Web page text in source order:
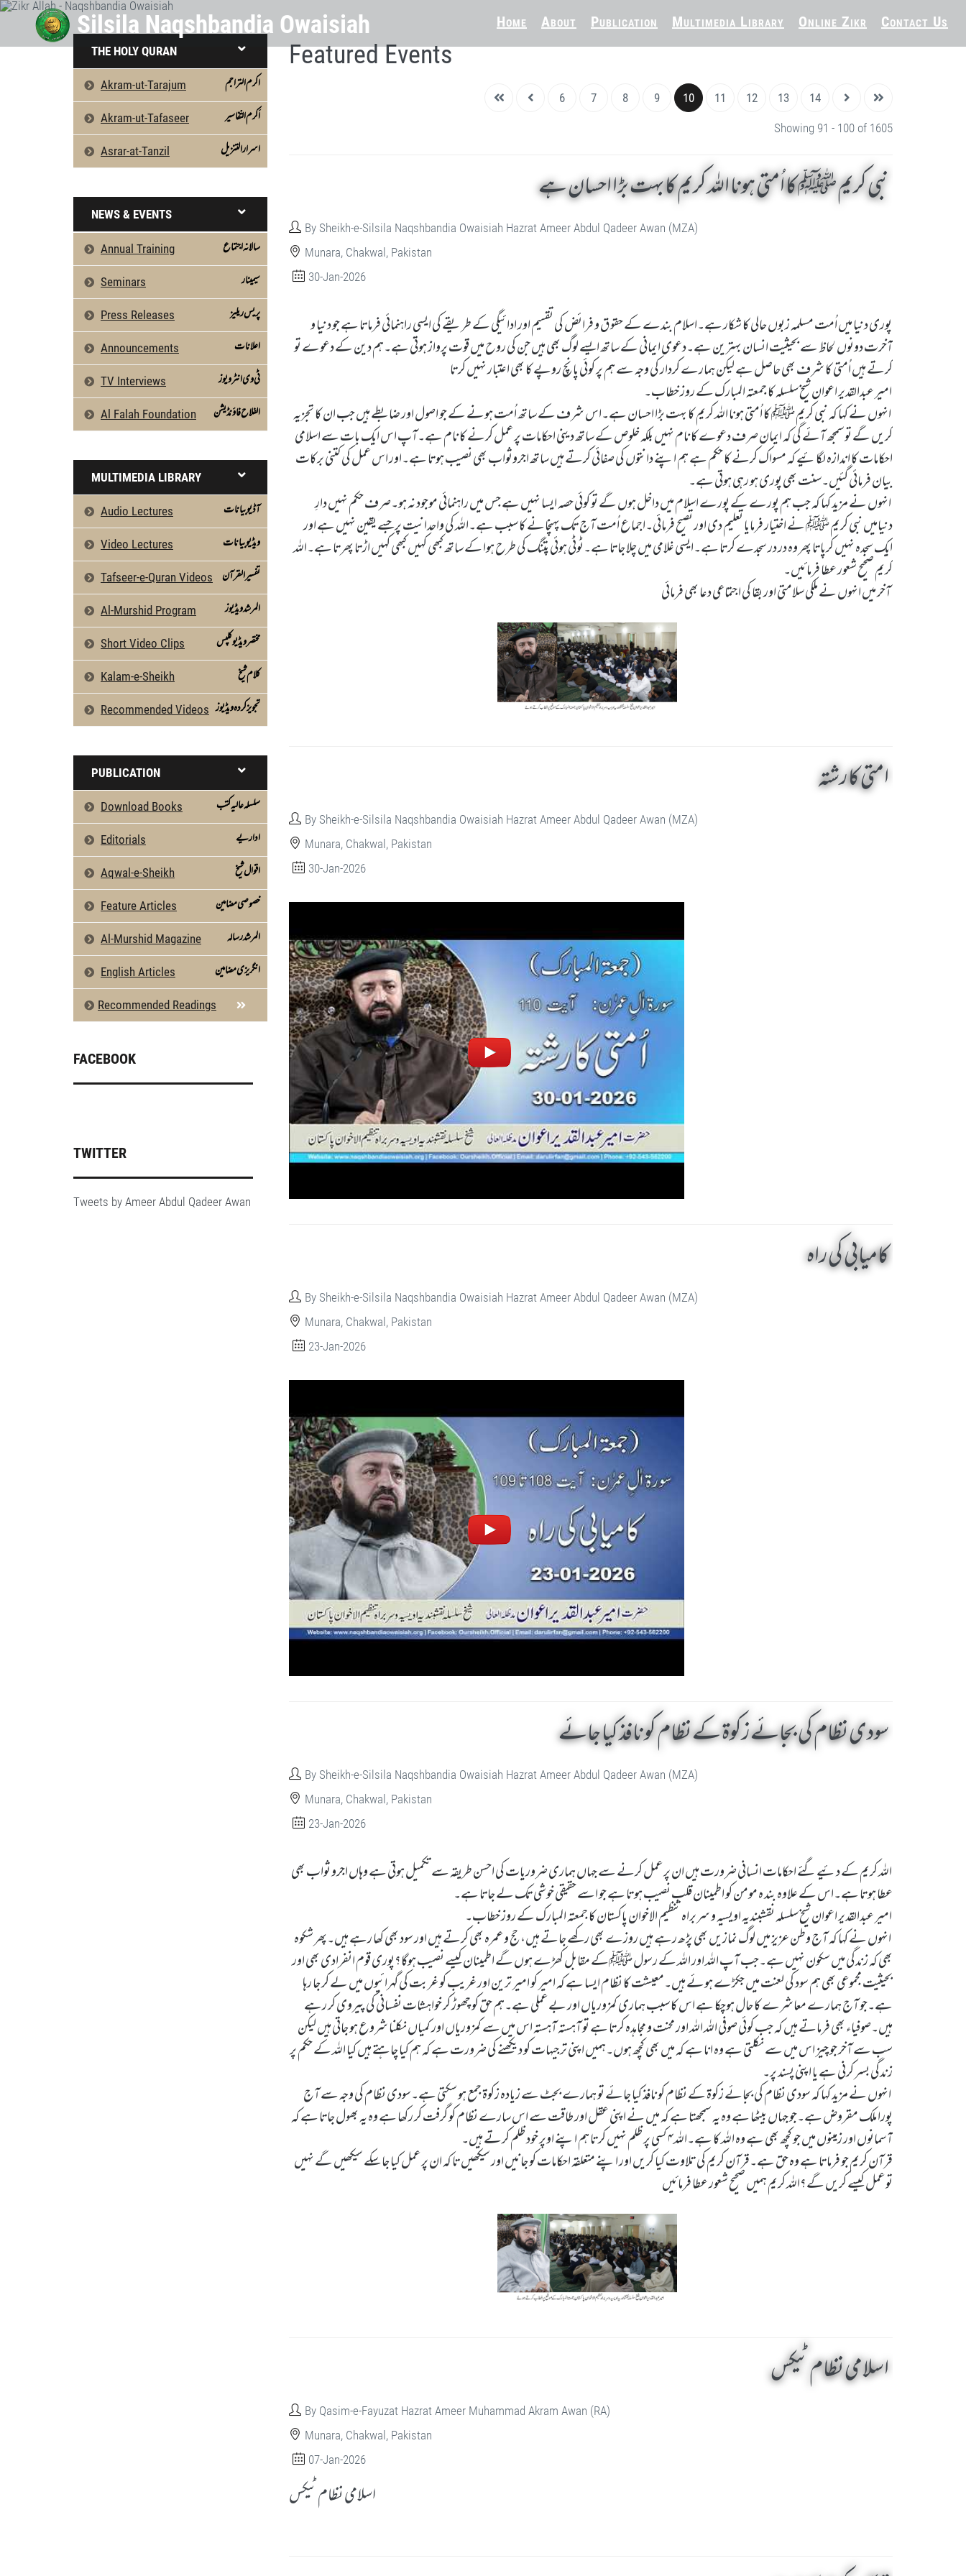
Home About Publication Multimedia Library Online Zikr Contact Us
THE HOLY QURAN
Akram-ut-Tarajum اکرم التراجم
Akram-ut-Tafaseer اَکرم التّفاسیر
Asrar-at-Tanzil اسرارالتنزیل
NEWS & EVENTS
Annual Training سالانہ اجتماع
Seminars سیمینار
Press Releases پریس ریلیز
Announcements اعلانات
TV Interviews ٹی وی انٹرویوز
Al Falah Foundation الفلاح فاؤنڈیشن
MULTIMEDIA LIBRARY
Audio Lectures آڈیو بیانات
Video Lectures ویڈیو بیانات
Tafseer-e-Quran Videos تفسیرالقرآن
Al-Murshid Program المرشد ویڈیوز
Short Video Clips مختصر ویڈیو کلپس
Kalam-e-Sheikh كلام شیخ
Recommended Videos تجویز کردہ ویڈیوز
PUBLICATION
Download Books سلسلہ عالیہ کتب
Editorials اداریے
Aqwal-e-Sheikh اقوال شیخ
Feature Articles خصوصی مضامین
Al-Murshid Magazine المرشد رسالہ
English Articles انگریزی مضامین
Recommended Readings
FACEBOOK
TWITTER
Tweets by Ameer Abdul Qadeer Awan
Featured Events
6 7 8 9 10 11 12 13 14
Showing 91 - 100 of 1605
نبی کریم ﷺ کا اُمتی ہونا اللہ کریم کا بہت بڑا احسان ہے
By Sheikh-e-Silsila Naqshbandia Owaisiah Hazrat Ameer Abdul Qadeer Awan (MZA)
Munara, Chakwal, Pakistan
30-Jan-2026
پوری دنیا میں اُمت مسلمہ زبوں حالی کا شکار ہے۔اسلام بندے کے حقو ق و فرائض کی تقسیم اور ادائیگی کے طریقے کی ایسی راہنمائی فرماتا ہے جو دنیا و
آخرت دونوں لحاظ سے بحیثیت انسان بہترین ہے۔دعوی ایمانی کے ساتھ ایسے لوگ بھی ہیں جن کی روح میں قوت پرواز ہوتی ہے۔ہم دین کے دعوے تو
کرتے ہیں اُمتی کا شرف بھی حاصل ہے لیکن ہمارے کردار کی وجہ سے ہم پر کوئی پانچ روپے کا بھی اعتبار نہیں کرتا
امیر عبدالقدیر اعوان شیخ سلسلہ کا جمعتہ المبارک کے روز خطاب۔
انہوں نے کہا کہ نبی کریم ﷺ کا اُمتی ہونا اللہ کریم کا بہت بڑا احسان ہے۔اس شرف کے ساتھ اُمت ہونے کے جو اصول اور ضابطے ہیں جب ان کا تجزیہ
کریں گے توسمجھ آئے گی کہ ایمان صرف دعوے کا نام نہیں بلکہ خلوص کے ساتھ دینی احکامات پر عمل کرنے کا نام ہے۔آپ اس ایک بات سے اسلامی
احکامات کا اندازہ لگائیے کہ مسواک کرنے کا حکم ہے ہم اپنے دانتوں کی صفائی کرتے ہیں ساتھ اجروثواب بھی نصیب ہوتا ہے۔اور اس عمل کی کتنی برکات
بیان فرمائی گئیں۔سنت بھی پوری ہو رہی ہوتی ہے۔
انہوں نے مزید کہا کہ جب ہم پورے کے پورے اسلام میں داخل ہوں گے تو کوئی حصہ ایسا نہیں ہے جس میں راہنمائی موجود نہ ہو۔صرف حکم نہیں دارِ
دنیامیں نبی کریم ﷺ نے اختیار فرمایا تعلیم دی اور تصیح فرمائی۔اجماع اُمت آج تک پہنچانے کا سبب ہے۔اللہ کی واحدانیت پر جسے یقین نہیں ہے اور
ایک سجدہ نہیں کرپاتا پھر وہ در در سجدے کرتا ہے۔ایسی غلامی میں چلا جاتا ہے۔ٹوٹی ہوئی پتنگ کی طرح ہوا کے ساتھ کبھی کہیں کبھی کہیں اڑتا پھرتا ہے۔اللہ
کریم صحیح شعور عطا فرمائیں۔
آخر میں انہوں نے ملکی سلامتی اور بقا کی اجتماعی دعا بھی فرمائی
امتی کا رشتہ
By Sheikh-e-Silsila Naqshbandia Owaisiah Hazrat Ameer Abdul Qadeer Awan (MZA)
Munara, Chakwal, Pakistan
30-Jan-2026
کامیابی کی راہ
By Sheikh-e-Silsila Naqshbandia Owaisiah Hazrat Ameer Abdul Qadeer Awan (MZA)
Munara, Chakwal, Pakistan
23-Jan-2026
سودی نظام کی بجائے زکوۃ کے نظام کو نافذ کیا جائے
By Sheikh-e-Silsila Naqshbandia Owaisiah Hazrat Ameer Abdul Qadeer Awan (MZA)
Munara, Chakwal, Pakistan
23-Jan-2026
اللہ کریم کے دئیے گئے احکامات انسانی ضرورت ہیں ان پر عمل کرنے سے جہاں ہماری ضروریات کی احسن طریقہ سے تکمیل ہوتی ہے وہاں اجرو ثواب بھی
عطا ہوتا ہے۔اس کے علاوہ بند ہ مومن کو اطمینان قلب نصیب ہوتا ہے جو اسے حقیقی خوشی تک لے جاتا ہے۔
امیر عبدالقدیر اعوان شیخ سلسلہ نقشبندیہ اویسیہ و سربراہ تنظیم الاخوان پاکستان کا جمعتہ المبارک کے روز خطاب۔
انہوں نے کہا کہ آج وطن عزیز میں لوگ نمازیں بھی پڑھ رہے ہیں روزے بھی رکھے جاتے ہیں،حج و عمرہ بھی کرتے ہیں اور سود بھی کھا رہے ہیں۔پھر شکوہ
بھی کہ زندگی میں سکون نہیں ہے۔جب آپ اللہ اور اللہ کے رسول ﷺکے مقابل کھڑے ہوں گے اطمینان کیسے نصیب ہوگا؟پوری قوم انفرادی بھی اور
بحیثیت مجموعی بھی ہم سود کی لعنت میں جکڑے ہوئے ہیں۔معیشت کا نظام ایسا ہے کہ امیر کو امیر ترین اور غریب کو غربت کی گہرائیوں میں لے کر جا رہا
ہے۔جو آج ہمارے معاشرے کا حال ہوچکا ہے اس کا سبب ہماری کمزوریاں اور بے عملی ہے۔ہم حق کو چھوڑ کر خواہشات نفسانی کی پیروی کر رہے
ہیں۔صوفیاء بھی فرماتے ہیں کہ جب کوئی صوفی اللہ اللہ اور محنت و مجاہدہ کرتا ہے تو آہستہ آہستہ اس میں سے کمزوریاں اور کمیاں نکلنا شروع ہو جاتی ہیں لیکن
سب سے آخر جو چیز اس میں سے نکلتی ہے وہ انا ہے کہ میں بھی کچھ ہوں۔ہمیں اپنی ترجیہات کو دیکھنے کی ضرورت ہے کہ ہم کیا چاہتے ہیں کیا اللہ کے حکم پر
زندگی بسر کرنی ہے یا اپنی پسند پر۔
انہوں نے مزید کہا کہ سودی نظام کی بجائے زکوۃ کے نظام کو نافذ کیا جائے تو ہمارے بجٹ سے زیادہ زکوۃ جمع ہو سکتی ہے۔سودی نظام کی وجہ سے آج
پورا ملک مقروض ہے۔جو جہاں بیٹھا ہے وہ یہ سمجھتا ہے کہ میں نے اپنی عقل اور طاقت سے اس سارے نظام کو گرفت کر رکھا ہے وہ یہ بھول جاتا ہے کہ
آسمانوں اور زمینوں میں جو کچھ بھی ہے وہ اللہ کا ہے۔اللہ۴ کسی پر ظلم نہیں کرتا ہم اپنے اوپر خود ظلم کرتے ہیں۔
قرآن کریم جو فرماتا ہے وہ حق ہے۔قرآن کریم کی تلاوت کیا کریں اور اپنے متعلقہ احکامات کو جانیں اور سیکھیں تا کہ ان پر عمل کیا جا سکے سیکھیں گے نہیں
تو عمل کیسے کریں گے؟اللہ کریم ہمیں صحیح شعور عطا فرمائیں
اسلامی نظام ٹیکس
By Qasim-e-Fayuzat Hazrat Ameer Muhammad Akram Awan (RA)
Munara, Chakwal, Pakistan
07-Jan-2026
اسلامی نظام ٹیکس